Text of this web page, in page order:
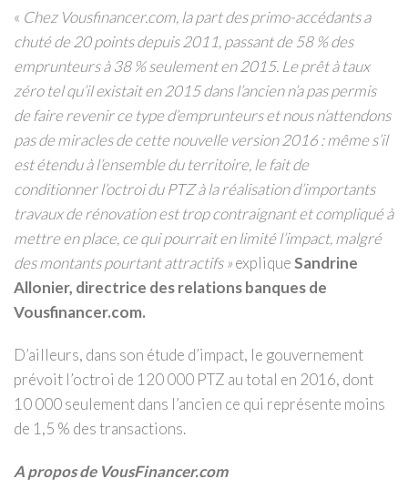
« Chez Vousfinancer.com, la part des primo-accédants a
chuté de 20 points depuis 2011, passant de 58 % des
emprunteurs à 38 % seulement en 2015. Le prêt à taux
zéro tel qu’il existait en 2015 dans l’ancien n’a pas permis
de faire revenir ce type d’emprunteurs et nous n’attendons
pas de miracles de cette nouvelle version 2016 : même s’il
est étendu à l’ensemble du territoire, le fait de
conditionner l’octroi du PTZ à la réalisation d’importants
travaux de rénovation est trop contraignant et compliqué à
mettre en place, ce qui pourrait en limité l’impact, malgré
des montants pourtant attractifs »expliqueSandrine
Allonier, directrice des relations banques de
Vousfinancer.com.
D’ailleurs, dans son étude d’impact, le gouvernement
prévoit l’octroi de 120 000 PTZ au total en 2016, dont
10 000 seulement dans l’ancien ce qui représente moins
de 1,5 % des transactions.
A propos de VousFinancer.com